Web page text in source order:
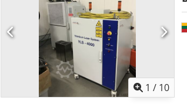
1 / 10